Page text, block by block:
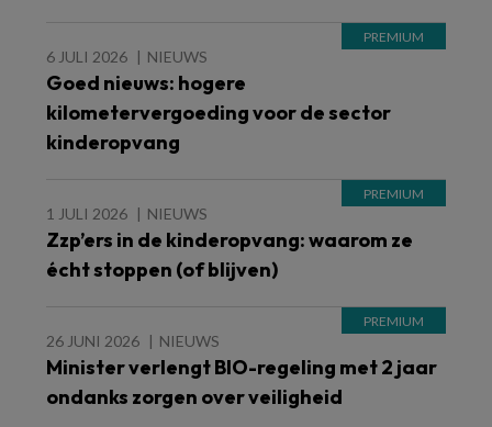
6 JULI 2026 NIEUWS
Goed nieuws: hogere
kilometervergoeding voor de sector
kinderopvang
1 JULI 2026 NIEUWS
Zzp’ers in de kinderopvang: waarom ze
écht stoppen (of blijven)
26 JUNI 2026 NIEUWS
Minister verlengt BIO-regeling met 2 jaar
ondanks zorgen over veiligheid